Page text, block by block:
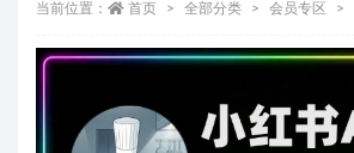
当前位置： 首页 全部分类 会员专区